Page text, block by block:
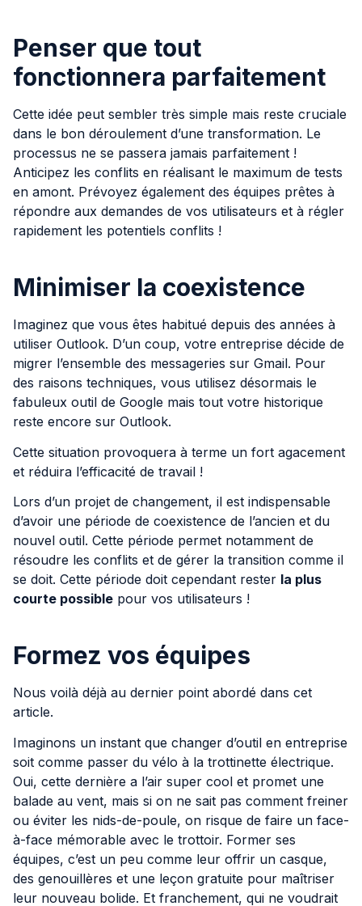
Penser que tout
fonctionnera parfaitement
Cette idée peut sembler très simple mais reste cruciale
dans le bon déroulement d’une transformation. Le
processus ne se passera jamais parfaitement !
Anticipez les conflits en réalisant le maximum de tests
en amont. Prévoyez également des équipes prêtes à
répondre aux demandes de vos utilisateurs et à régler
rapidement les potentiels conflits !
Minimiser la coexistence
Imaginez que vous êtes habitué depuis des années à
utiliser Outlook. D’un coup, votre entreprise décide de
migrer l’ensemble des messageries sur Gmail. Pour
des raisons techniques, vous utilisez désormais le
fabuleux outil de Google mais tout votre historique
reste encore sur Outlook.
Cette situation provoquera à terme un fort agacement
et réduira l’efficacité de travail !
Lors d’un projet de changement, il est indispensable
d’avoir une période de coexistence de l’ancien et du
nouvel outil. Cette période permet notamment de
résoudre les conflits et de gérer la transition comme il
se doit. Cette période doit cependant rester la plus
courte possible pour vos utilisateurs !
Formez vos équipes
Nous voilà déjà au dernier point abordé dans cet
article.
Imaginons un instant que changer d’outil en entreprise
soit comme passer du vélo à la trottinette électrique.
Oui, cette dernière a l’air super cool et promet une
balade au vent, mais si on ne sait pas comment freiner
ou éviter les nids-de-poule, on risque de faire un face-
à-face mémorable avec le trottoir. Former ses
équipes, c’est un peu comme leur offrir un casque,
des genouillères et une leçon gratuite pour maîtriser
leur nouveau bolide. Et franchement, qui ne voudrait